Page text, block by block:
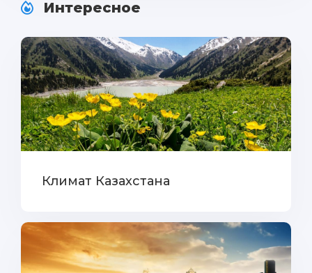
Интересное
Климат Казахстана